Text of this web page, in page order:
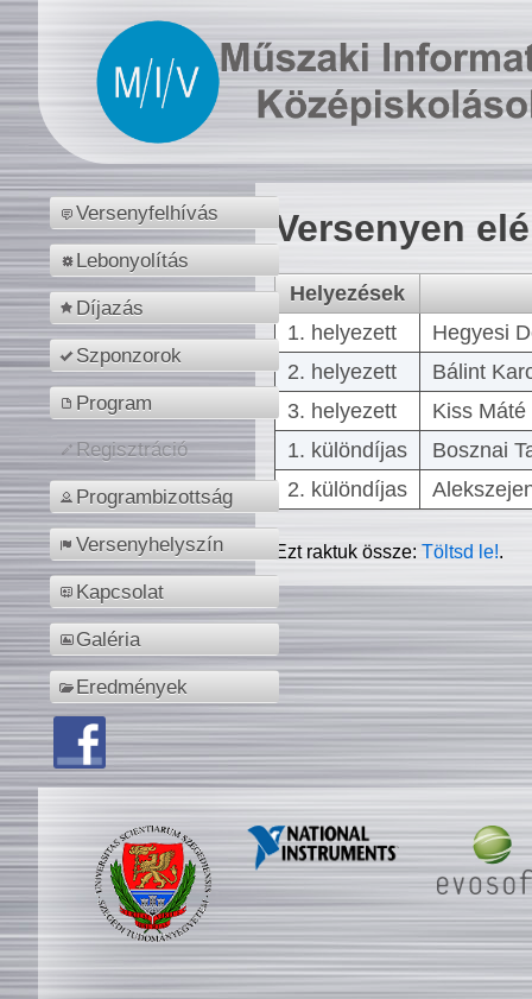
Versenyfelhívás
Lebonyolítás
Díjazás
Szponzorok
Program
Regisztráció
Programbizottság
Versenyhelyszín
Kapcsolat
Galéria
Eredmények
Versenyen
Helyezések
1. helyezett
Hegyesi
2. helyezett
Bálint
3. helyezett
Kiss
1. különdíjas
Bosznai
2. különdíjas
Ezt raktuk össze:Töltsd le!.